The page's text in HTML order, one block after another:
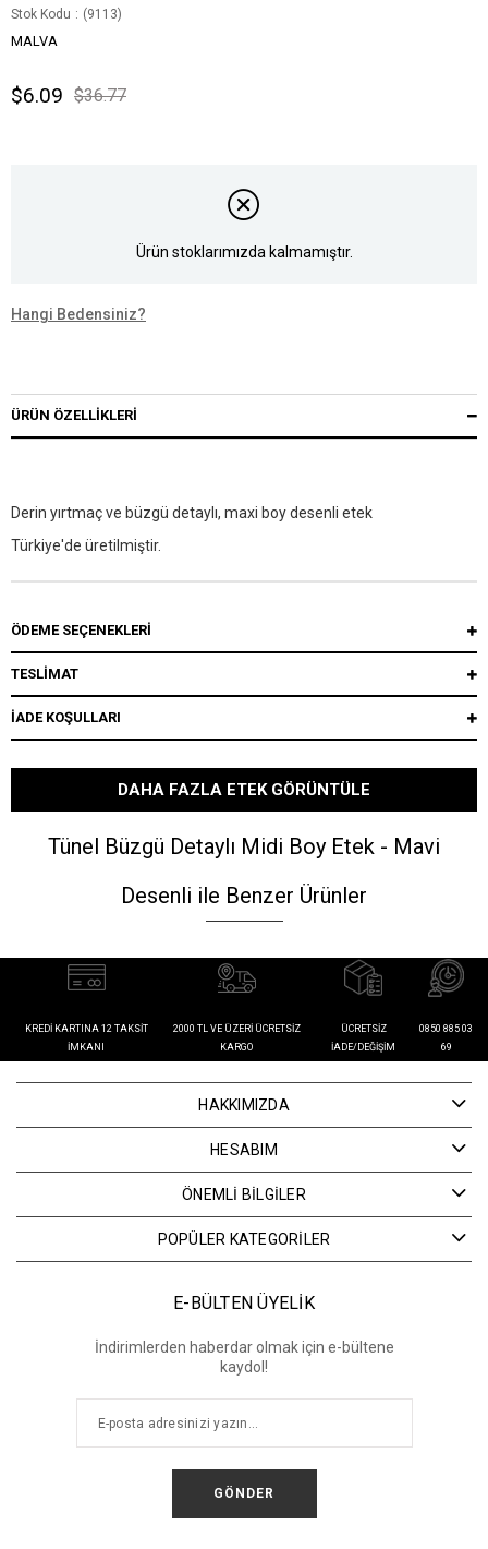
Stok Kodu (9113)
MALVA
$36.77
$6.09
Ürün stoklarımızda kalmamıştır.
Hangi Bedensiniz?
ÜRÜN ÖZELLIKLERI
Derin yırtmaç ve büzgü detaylı, maxi boy desenli etek
Türkiye'de üretilmiştir.
ÖDEME SEÇENEKLERI
TESLİMAT
İADE KOŞULLARI
DAHA FAZLA ETEK GÖRÜNTÜLE
Tünel Büzgü Detaylı Midi Boy Etek - Mavi
Desenli ile Benzer Ürünler
KREDI KARTINA 12 TAKSIT
İMKANI
2000 TL VE ÜZERI ÜCRETSIZ
KARGO
ÜCRETSIZ
İADE/DEĞIŞIM
0850 885 03
69
HAKKIMIZDA
HESABIM
ÖNEMLİ BİLGİLER
POPÜLER KATEGORİLER
E-BÜLTEN ÜYELİK
İndirimlerden haberdar olmak için e-bültene
kaydol!
GÖNDER